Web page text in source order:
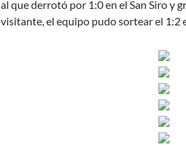
al que derrotó por 1:0 en el San Siro y
visitante, el equipo pudo sortear el 1:2